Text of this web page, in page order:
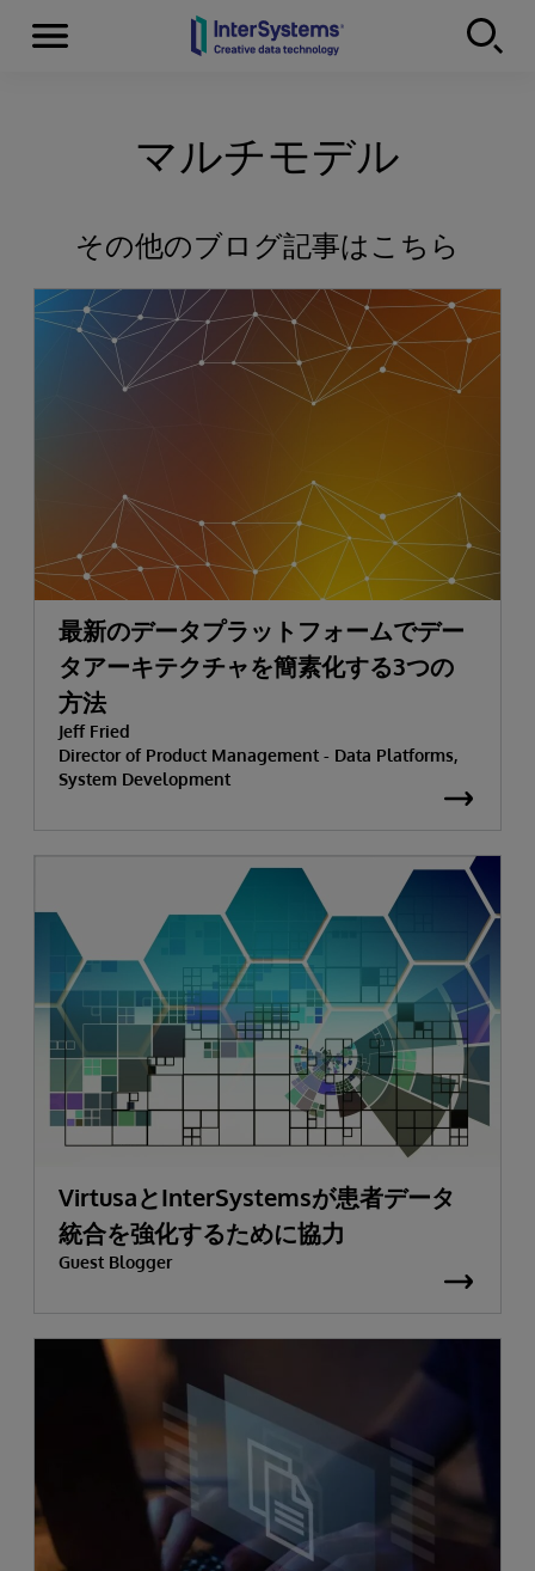
Skip to content
Menu
マルチモデル
その他のブログ記事はこちら
最新のデータプラットフォームでデー
タアーキテクチャを簡素化する3つの
方法
Jeff Fried
Director of Product Management - Data Platforms,
System Development
VirtusaとInterSystemsが患者データ
統合を強化するために協力
Guest Blogger